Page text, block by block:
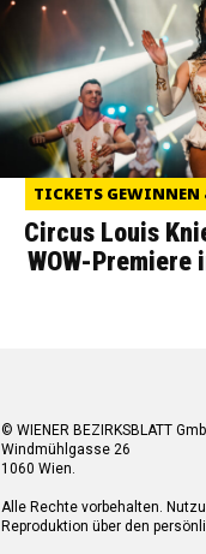
TICKETS GEWINNEN
Circus Louis
WOW-Premiere
© WIENER BEZIRKSBLATT
Windmühlgasse 26
1060 Wien.
Alle Rechte vorbehalten.
Reproduktion über den